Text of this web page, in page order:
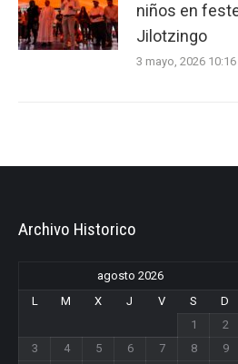
niños en
Jilotzingo
3 mayo, 2026
Archivo Historico
agosto 2026
L
M X J V S
D
1
2
3
4 5 6 7 8
9